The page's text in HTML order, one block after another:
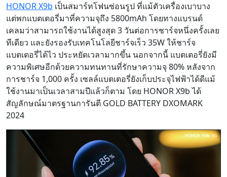
HONOR X9b เป็นสมาร์ทโฟนซ่อนรูป ที่แม้ตัวเครื่องเบาบาง
แต่พกแบตเตอรี่มาที่ความจุถึง 5800mAh โดยทางแบรนด์
เคลมว่าสามารถใช้งานได้สูงสุด 3 วันต่อการชาร์จหนึ่งครั้งเลย
ทีเดียว และยังรองรับเทคโนโลยีชาร์จเร็ว 35W ให้ชาร์จ
แบตเตอรี่ได้ไว ประหยัดเวลามากขึ้น นอกจากนี้ แบตเตอรี่ยังมี
ความพิเศษอีกด้วยความทนทานที่รักษาความจุ 80% หลังจาก
การชาร์จ 1,000 ครั้ง เซลล์แบตเตอรี่ยังเก็บประจุไฟฟ้าได้ดีแม้
ใช้งานมาเป็นเวลาสามปีแล้วก็ตาม โดย HONOR X9b ได้
สัญลักษณ์มาตรฐานการันตี GOLD BATTERY DXOMARK
2024